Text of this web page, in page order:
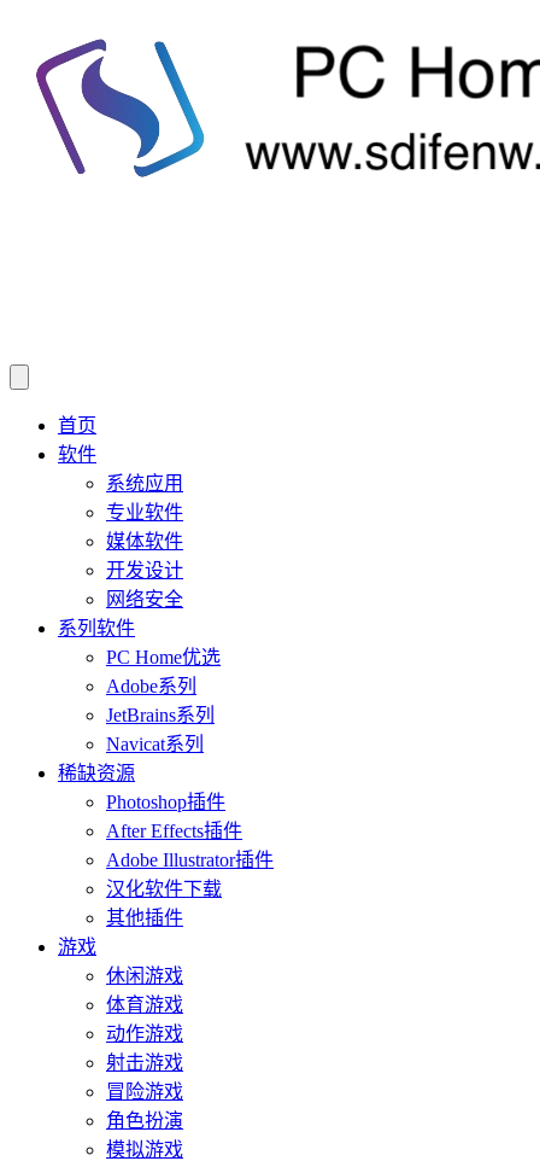
首页
软件
系统应用
专业软件
媒体软件
开发设计
网络安全
系列软件
PC Home优选
Adobe系列
JetBrains系列
Navicat系列
稀缺资源
Photoshop插件
After Effects插件
Adobe Illustrator插件
汉化软件下载
其他插件
游戏
休闲游戏
体育游戏
动作游戏
射击游戏
冒险游戏
角色扮演
模拟游戏